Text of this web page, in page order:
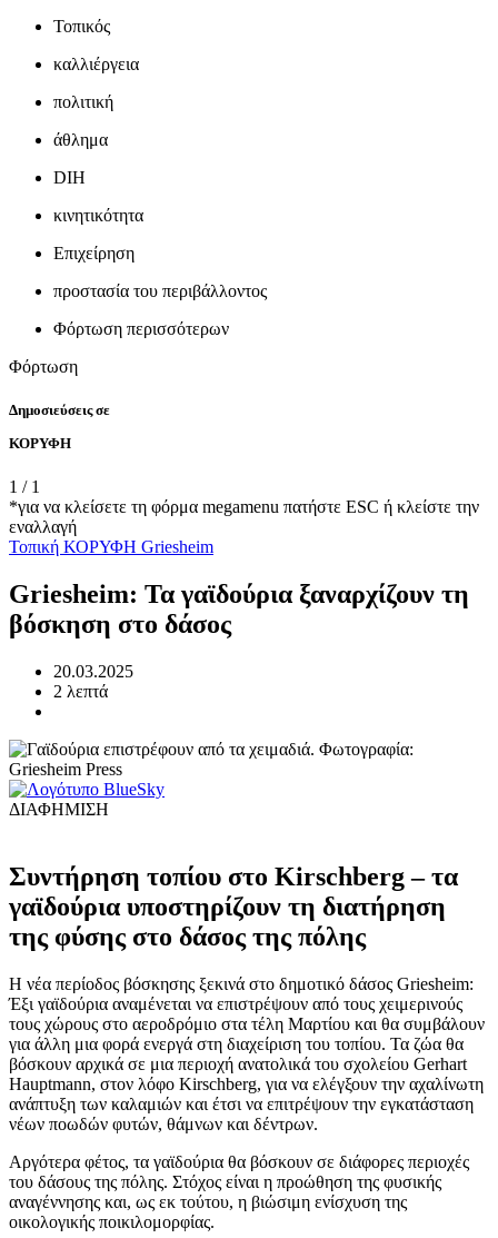
Τοπικός
καλλιέργεια
πολιτική
άθλημα
DIH
κινητικότητα
Επιχείρηση
προστασία του περιβάλλοντος
Φόρτωση περισσότερων
Φόρτωση
Δημοσιεύσεις σε
ΚΟΡΥΦΗ
1 / 1
*για να κλείσετε τη φόρμα megamenu πατήστε ESC ή κλείστε την
εναλλαγή
Τοπική ΚΟΡΥΦΗ Griesheim
Griesheim: Τα γαϊδούρια ξαναρχίζουν τη
βόσκηση στο δάσος
20.03.2025
2 λεπτά
ΔΙΑΦΗΜΙΣΗ
Συντήρηση τοπίου στο Kirschberg – τα
γαϊδούρια υποστηρίζουν τη διατήρηση
της φύσης στο δάσος της πόλης
Η νέα περίοδος βόσκησης ξεκινά στο δημοτικό δάσος Griesheim:
Έξι γαϊδούρια αναμένεται να επιστρέψουν από τους χειμερινούς
τους χώρους στο αεροδρόμιο στα τέλη Μαρτίου και θα συμβάλουν
για άλλη μια φορά ενεργά στη διαχείριση του τοπίου. Τα ζώα θα
βόσκουν αρχικά σε μια περιοχή ανατολικά του σχολείου Gerhart
Hauptmann, στον λόφο Kirschberg, για να ελέγξουν την αχαλίνωτη
ανάπτυξη των καλαμιών και έτσι να επιτρέψουν την εγκατάσταση
νέων ποωδών φυτών, θάμνων και δέντρων.
Αργότερα φέτος, τα γαϊδούρια θα βόσκουν σε διάφορες περιοχές
του δάσους της πόλης. Στόχος είναι η προώθηση της φυσικής
αναγέννησης και, ως εκ τούτου, η βιώσιμη ενίσχυση της
οικολογικής ποικιλομορφίας.